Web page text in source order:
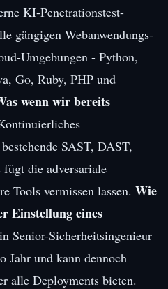
KI-Penetrationstest-
gängigen Webanwendungs-
Umgebungen - Python,
Go, Ruby, PHP und
wenn wir bereits
SAST, DAST,
die adversariale
Tools vermissen lassen. Wie
Einstellung eines
Senior-Sicherheitsingenieur
Jahr und kann dennoch
alle Deployments bieten.